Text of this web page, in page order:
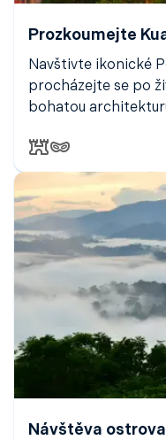
Prozkoumejte
Navštivte ikonické
procházejte se po
bohatou
Návštěva